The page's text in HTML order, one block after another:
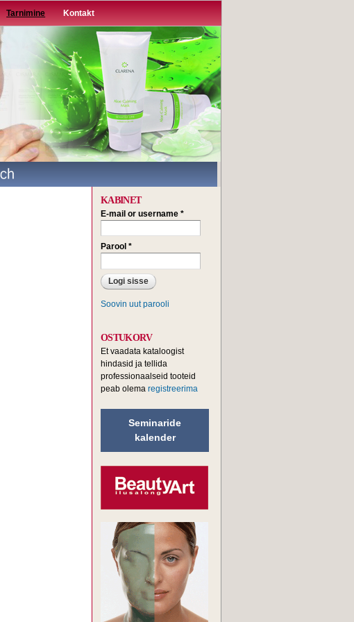
Tarnimine Kontakt
KABINET
E-mail or username *
Parool *
Soovin uut parooli
OSTUKORV
Et vaadata kataloogist
hindasid ja tellida
professionaalseid tooteid
peab olema registreerima
Seminaride
kalender